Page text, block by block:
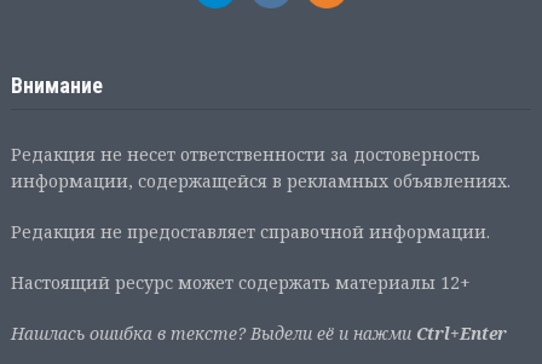
Внимание
Редакция не несет ответственности за достоверность
информации, содержащейся в рекламных объявлениях.
Редакция не предоставляет справочной информации.
Настоящий ресурс может содержать материалы 12+
Нашлась ошибка в тексте? Выдели её и нажми Ctrl+Enter